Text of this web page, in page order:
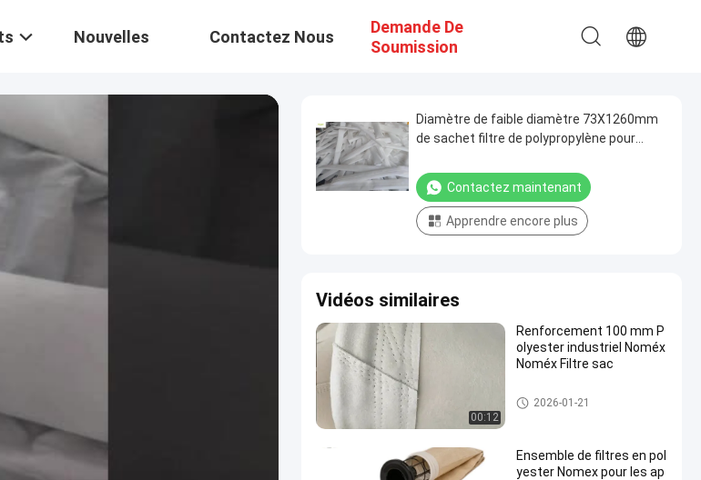
Nouvelles Contactez Nous
Demande De
Soumission
Diamètre de faible diamètre 73X1260mm
de sachet filtre de polypropylène pour
Contactez maintenant
Apprendre encore plus
Vidéos similaires
00:12
Renforcement 100 mm P
olyester industriel Noméx
Noméx Filtre sac
sacs filtrants à haute tempéra
ture
2026-01-21
Ensemble de filtres en pol
yester Nomex pour les ap